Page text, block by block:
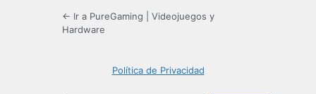
← Ir a PureGaming | Videojuegos y
Hardware
Política de Privacidad